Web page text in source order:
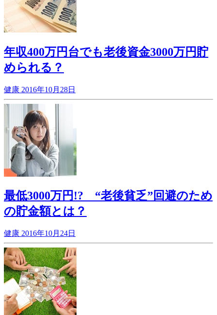
年収400万円台でも老後資金3000万円貯
められる？
健康 2016年10月28日
最低3000万円!? “老後貧乏”回避のため
の貯金額とは？
健康 2016年10月24日